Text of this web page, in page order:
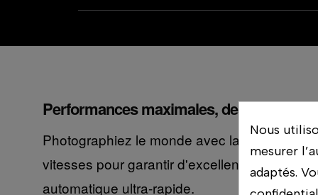
Performances maximales, design
Photographiez le monde avec la qualité de
vitesses pour garantir d'excellents résultats
automatique ultra-rapide.
Nous
mesurer
adaptés.